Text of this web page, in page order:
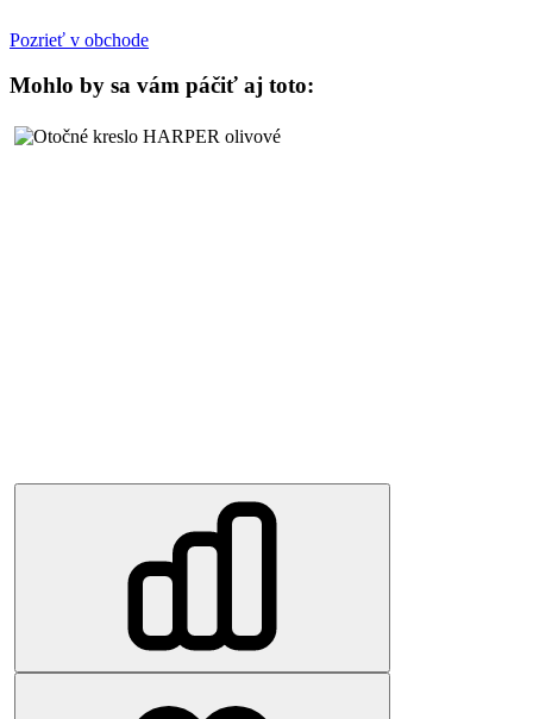
Pozrieť v obchode
Mohlo by sa vám páčiť aj toto: